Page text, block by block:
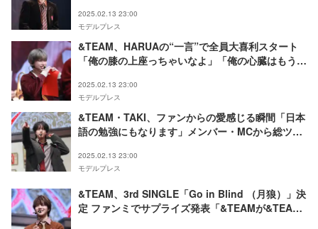
2025.02.13 23:00
モデルプレス
&TEAM、HARUAの“一言”で全員大喜利スタート
「俺の膝の上座っちゃいなよ」「俺の心臓はもう
2025.02.13 23:00
モデルプレス
&TEAM・TAKI、ファンからの愛感じる瞬間「日本
語の勉強にもなります」メンバー・MCから総ツッ
2025.02.13 23:00
モデルプレス
&TEAM、3rd SINGLE「Go in Blind （月狼）」決
定 ファンミでサプライズ発表「&TEAMが&TEAM